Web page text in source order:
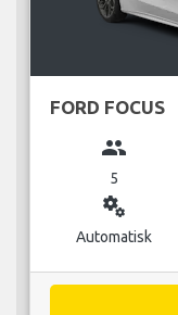
FORD FOCUS
group
5
miscellaneous_services
Automatisk